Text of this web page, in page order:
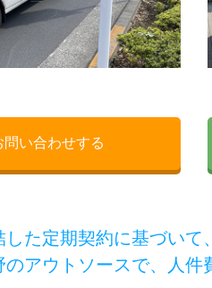
問い合わせする
た定期契約に基づいて
のアウトソースで、人件